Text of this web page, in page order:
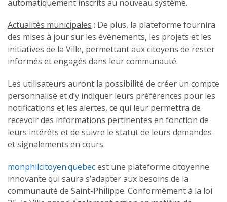
automatiquement inscrits au nouveau système.
Actualités municipales : De plus, la plateforme fournira
des mises à jour sur les événements, les projets et les
initiatives de la Ville, permettant aux citoyens de rester
informés et engagés dans leur communauté.
Les utilisateurs auront la possibilité de créer un compte
personnalisé et d’y indiquer leurs préférences pour les
notifications et les alertes, ce qui leur permettra de
recevoir des informations pertinentes en fonction de
leurs intérêts et de suivre le statut de leurs demandes
et signalements en cours.
monphilcitoyen.quebecest une plateforme citoyenne
innovante qui saura s’adapter aux besoins de la
communauté de Saint-Philippe. Conformément à la loi